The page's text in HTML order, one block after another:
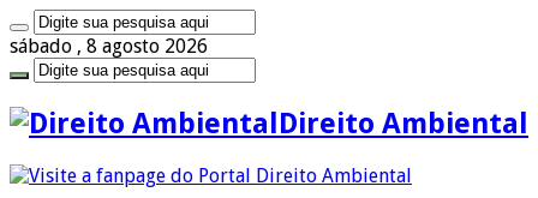
sábado , 8 agosto 2026
Direito Ambiental